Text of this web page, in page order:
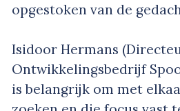
opgestoken van de
Isidoor Hermans
Ontwikkelingsbedrijf
is belangrijk om met